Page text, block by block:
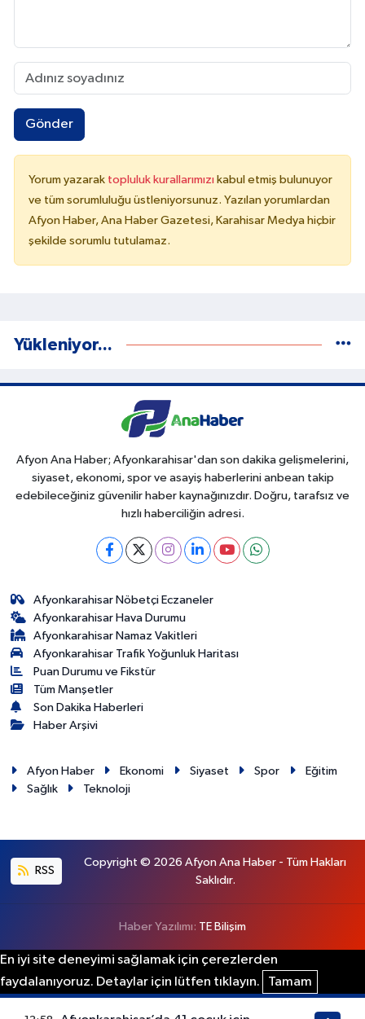
Gönder
Yorum yazarak topluluk kurallarımızı kabul etmiş bulunuyor
ve tüm sorumluluğu üstleniyorsunuz. Yazılan yorumlardan
Afyon Haber, Ana Haber Gazetesi, Karahisar Medya hiçbir
şekilde sorumlu tutulamaz.
Yükleniyor...
Afyon Ana Haber; Afyonkarahisar'dan son dakika gelişmelerini,
siyaset, ekonomi, spor ve asayiş haberlerini anbean takip
edebileceğiniz güvenilir haber kaynağınızdır. Doğru, tarafsız ve
hızlı haberciliğin adresi.
Afyonkarahisar Nöbetçi Eczaneler
Afyonkarahisar Hava Durumu
Afyonkarahisar Namaz Vakitleri
Afyonkarahisar Trafik Yoğunluk Haritası
Puan Durumu ve Fikstür
Tüm Manşetler
Son Dakika Haberleri
Haber Arşivi
Afyon Haber Ekonomi Siyaset Spor
Eğitim
Sağlık
Teknoloji
RSS
Copyright © 2026 Afyon Ana Haber - Tüm Hakları
Saklıdır.
Haber Yazılımı: TE Bilişim
En iyi site deneyimi sağlamak için çerezlerden
faydalanıyoruz. Detaylar için lütfen tıklayın.
Tamam